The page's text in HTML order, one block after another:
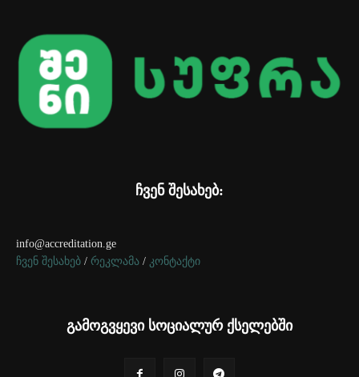
ჩვენ შესახებ:
info@accreditation.ge
ჩვენ შესახებ / რეკლამა / კონტაქტი
გამოგვყევი სოციალურ ქსელებში